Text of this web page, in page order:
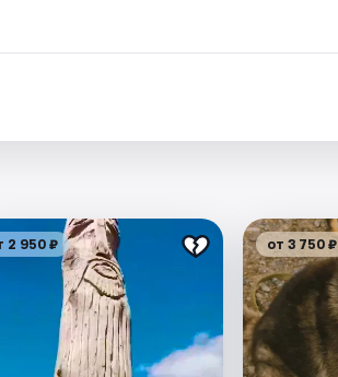
2 950 ₽ от 3 750 ₽